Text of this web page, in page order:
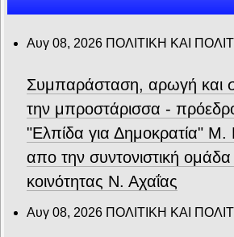
Αυγ 08, 2026 ΠΟΛΙΤΙΚΗ ΚΑΙ
Συμπαράσταση, αρωγή και
την μπροστάρισσα -
"Ελπίδα για Δημοκρατία" Μ.
απο την συντονιστική ομάδα
κοινότητας Ν. Αχαΐας
Αυγ 08, 2026 ΠΟΛΙΤΙΚΗ ΚΑΙ